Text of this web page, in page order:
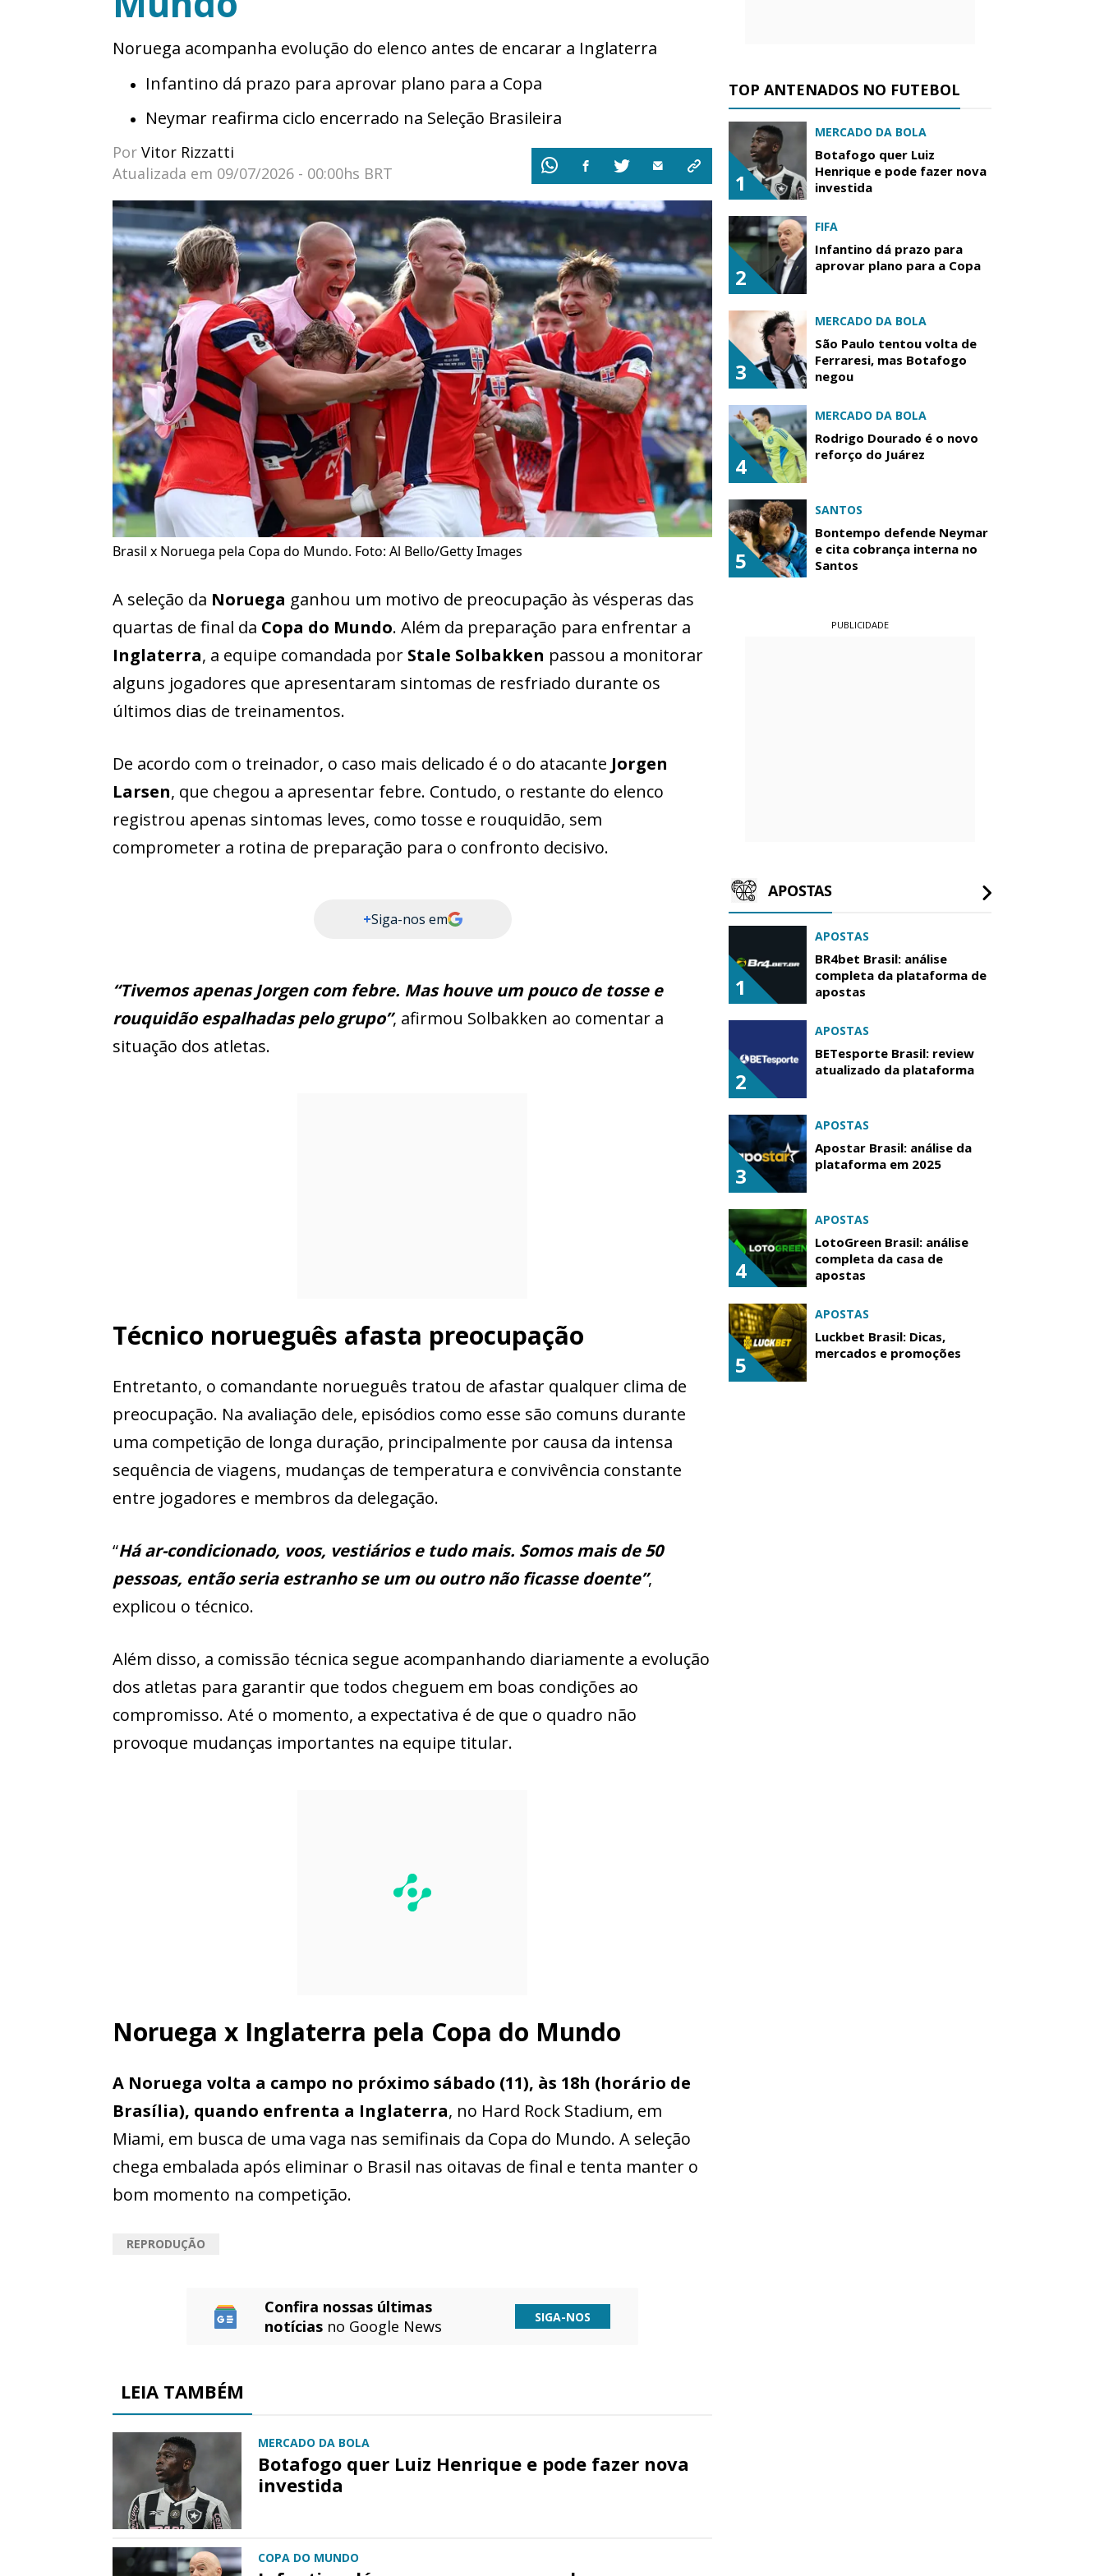
Noruega acompanha evolução do elenco antes de encarar a Inglaterra
Infantino dá prazo para aprovar plano para a Copa
Neymar reafirma ciclo encerrado na Seleção Brasileira
Por Vitor Rizzatti
Atualizada em 09/07/2026 - 00:00hs BRT
Brasil x Noruega pela Copa do Mundo. Foto: Al Bello/Getty Images
A seleção da Noruega ganhou um motivo de preocupação às vésperas das
quartas de final da Copa do Mundo. Além da preparação para enfrentar a
Inglaterra, a equipe comandada por Stale Solbakken passou a monitorar
alguns jogadores que apresentaram sintomas de resfriado durante os
últimos dias de treinamentos.
De acordo com o treinador, o caso mais delicado é o do atacante Jorgen
Larsen, que chegou a apresentar febre. Contudo, o restante do elenco
registrou apenas sintomas leves, como tosse e rouquidão, sem
comprometer a rotina de preparação para o confronto decisivo.
+Siga-nos em
“Tivemos apenas Jorgen com febre. Mas houve um pouco de tosse e
rouquidão espalhadas pelo grupo”, afirmou Solbakken ao comentar a
situação dos atletas.
Técnico norueguês afasta preocupação
Entretanto, o comandante norueguês tratou de afastar qualquer clima de
preocupação. Na avaliação dele, episódios como esse são comuns durante
uma competição de longa duração, principalmente por causa da intensa
sequência de viagens, mudanças de temperatura e convivência constante
entre jogadores e membros da delegação.
“Há ar-condicionado, voos, vestiários e tudo mais. Somos mais de 50
pessoas, então seria estranho se um ou outro não ficasse doente”,
explicou o técnico.
Além disso, a comissão técnica segue acompanhando diariamente a evolução
dos atletas para garantir que todos cheguem em boas condições ao
compromisso. Até o momento, a expectativa é de que o quadro não
provoque mudanças importantes na equipe titular.
Noruega x Inglaterra pela Copa do Mundo
A Noruega volta a campo no próximo sábado (11), às 18h (horário de
Brasília), quando enfrenta a Inglaterra, no Hard Rock Stadium, em
Miami, em busca de uma vaga nas semifinais da Copa do Mundo. A seleção
chega embalada após eliminar o Brasil nas oitavas de final e tenta manter o
bom momento na competição.
REPRODUÇÃO
Confira nossas últimas
notícias no Google News SIGA-NOS
LEIA TAMBÉM
MERCADO DA BOLA
Botafogo quer Luiz Henrique e pode fazer nova
investida
COPA DO MUNDO
TOP ANTENADOS NO FUTEBOL
1
MERCADO DA BOLA
Botafogo quer Luiz
Henrique e pode fazer nova
investida
2
FIFA
Infantino dá prazo para
aprovar plano para a Copa
3
MERCADO DA BOLA
São Paulo tentou volta de
Ferraresi, mas Botafogo
negou
4
MERCADO DA BOLA
Rodrigo Dourado é o novo
reforço do Juárez
5
SANTOS
Bontempo defende Neymar
e cita cobrança interna no
Santos
PUBLICIDADE
APOSTAS
1
APOSTAS
BR4bet Brasil: análise
completa da plataforma de
apostas
2
APOSTAS
BETesporte Brasil: review
atualizado da plataforma
3
APOSTAS
Apostar Brasil: análise da
plataforma em 2025
4
APOSTAS
LotoGreen Brasil: análise
completa da casa de
apostas
5
APOSTAS
Luckbet Brasil: Dicas,
mercados e promoções